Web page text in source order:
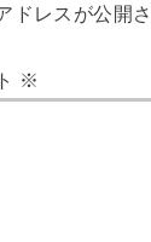
ドレスが公開
※